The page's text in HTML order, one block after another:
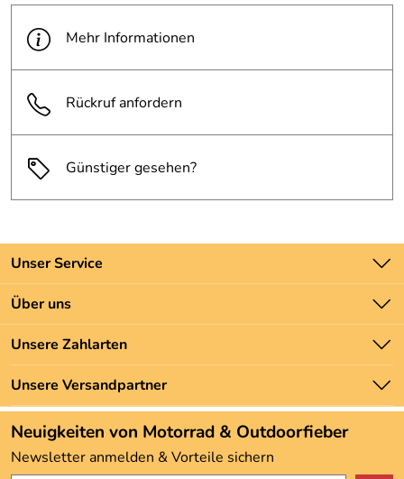
Mehr Informationen
Rückruf anfordern
Günstiger gesehen?
Unser Service
Kontakt
Batteriegesetz
Newsletter
Zahlung und Versand
Über uns
Unsere Bestseller
Marken
Neu
Angebote
Kundenbewertungen (3.492)
4,9/5*****
Unsere Zahlarten
Unsere Versandpartner
Neuigkeiten von Motorrad & Outdoorfieber
Newsletter anmelden & Vorteile sichern